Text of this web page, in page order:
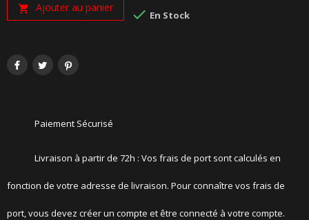
 Ajouter au panier  En Stock
Paiement Sécurisé
Livraison à partir de 72h : Vos frais de port sont calculés en
fonction de votre adresse de livraison. Pour connaître vos frais de
port, vous devez créer un compte et être connecté à votre compte.